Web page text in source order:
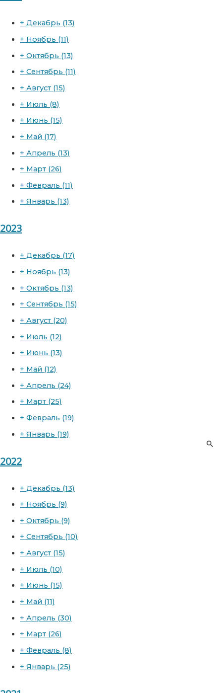
+ Декабрь (13)
+ Ноябрь (11)
+ Октябрь (13)
+ Сентябрь (11)
+ Август (15)
+ Июль (8)
+ Июнь (15)
+ Май (17)
+ Апрель (13)
+ Март (26)
+ Февраль (11)
+ Январь (13)
2023
+ Декабрь (17)
+ Ноябрь (13)
+ Октябрь (13)
+ Сентябрь (15)
+ Август (20)
+ Июль (12)
+ Июнь (13)
+ Май (12)
+ Апрель (24)
+ Март (25)
+ Февраль (19)
+ Январь (19)
2022
+ Декабрь (13)
+ Ноябрь (9)
+ Октябрь (9)
+ Сентябрь (10)
+ Август (15)
+ Июль (10)
+ Июнь (15)
+ Май (11)
+ Апрель (30)
+ Март (26)
+ Февраль (8)
+ Январь (25)